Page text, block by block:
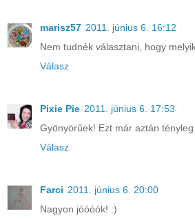
marisz57 2011. június 6. 16:12
Nem tudnék választani, hogy
Válasz
Pixie Pie 2011. június 6. 17:53
Gyönyörűek! Ezt már aztán
Válasz
Farci 2011. június 6. 20:00
Nagyon jóóóók! :)